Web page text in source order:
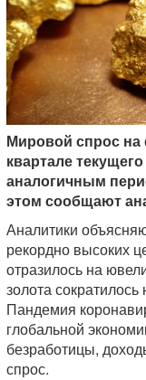
Мировой спрос на
квартале
аналогичным
этом сообщают
Аналитики
рекордно высоких
отразилось на
золота
Пандемия
глобальной
безработицы,
спрос.